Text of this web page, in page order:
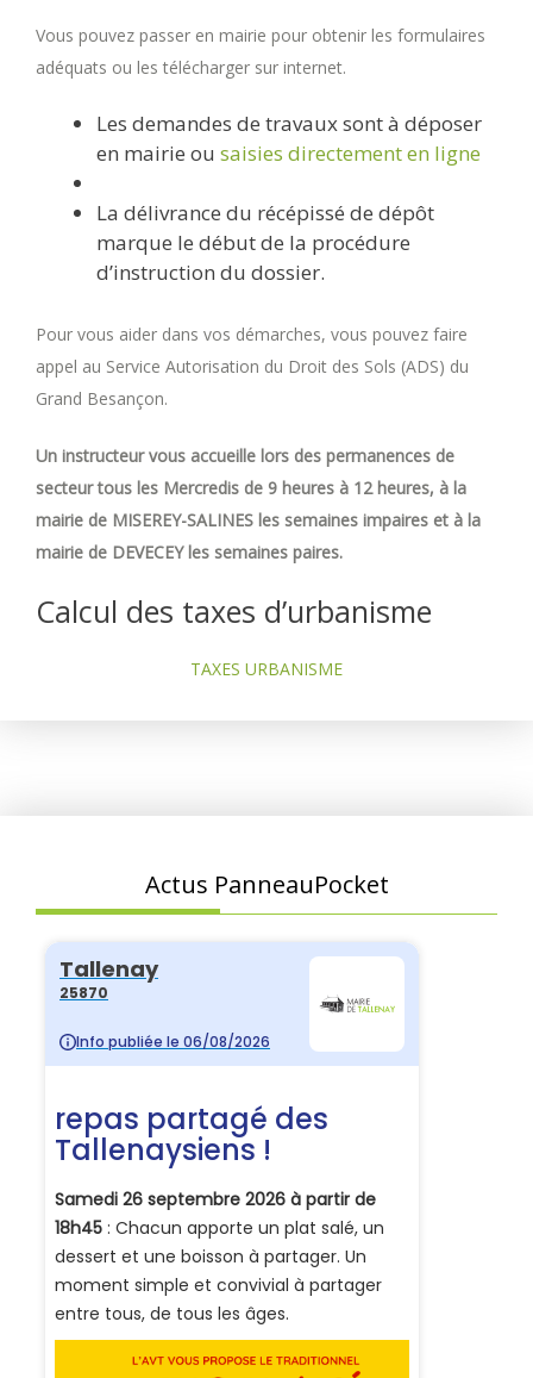
Vous pouvez passer en mairie pour obtenir les formulaires
adéquats ou les télécharger sur internet.
Les demandes de travaux sont à déposer
en mairie ou saisies directement en ligne
La délivrance du récépissé de dépôt
marque le début de la procédure
d’instruction du dossier.
Pour vous aider dans vos démarches, vous pouvez faire
appel au Service Autorisation du Droit des Sols (ADS) du
Grand Besançon.
Un instructeur vous accueille lors des permanences de
secteur tous les Mercredis de 9 heures à 12 heures, à la
mairie de MISEREY-SALINES les semaines impaires et à la
mairie de DEVECEY les semaines paires.
Calcul des taxes d’urbanisme
TAXES URBANISME
Actus PanneauPocket